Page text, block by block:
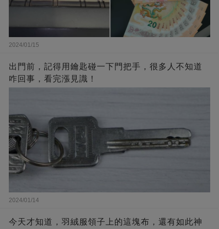
2024/01/15
出門前，記得用鑰匙碰一下門把手，很多人不知道
咋回事，看完漲見識！
2024/01/14
今天才知道，羽絨服領子上的這塊布，還有如此神